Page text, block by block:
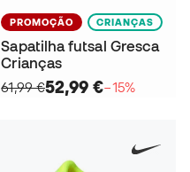
PROMOÇÃO CRIANÇAS
Sapatilha futsal Gresca
Crianças
61,99 €52,99 €−15%